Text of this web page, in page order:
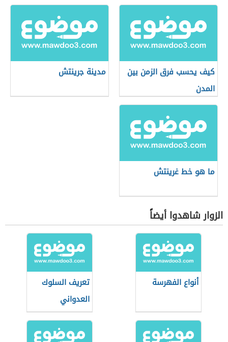
كيف يحسب فرق الزمن بين
المدن
مدينة جرينتش
ما هو خط غرينتش
الزوار شاهدوا أيضاً
أنواع الفهرسة
تعريف السلوك
العدواني